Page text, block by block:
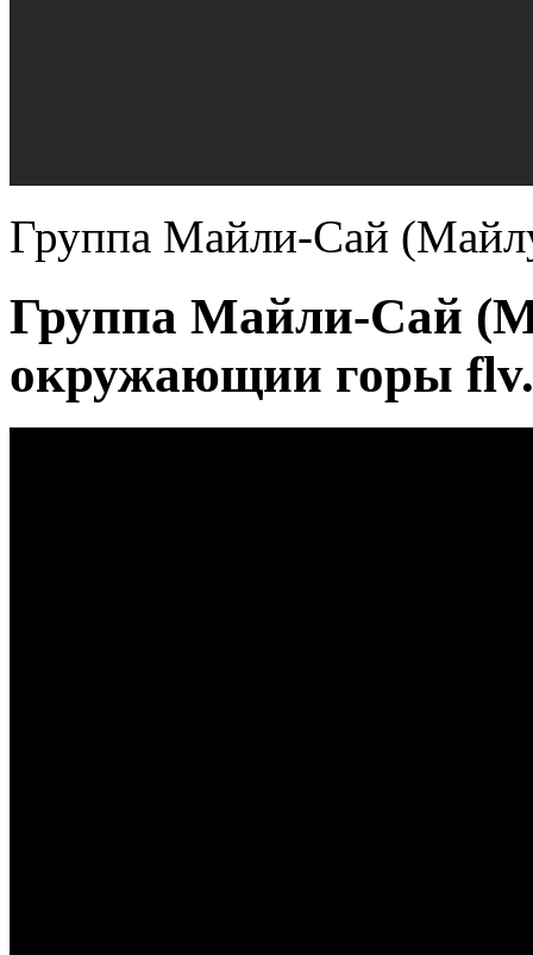
Группа Майли-Сай
Группа Майли-Сай
окружающии горы flv.